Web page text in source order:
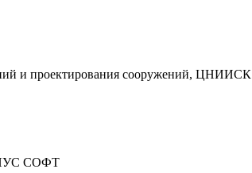
и проектирования сооружений, ЦНИИСК
СОФТ